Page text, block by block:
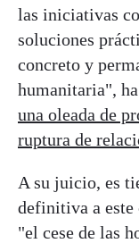
las iniciativas
soluciones
concreto y
humanitaria",
una oleada de
ruptura de
A su juicio, es
definitiva a
"el cese de las